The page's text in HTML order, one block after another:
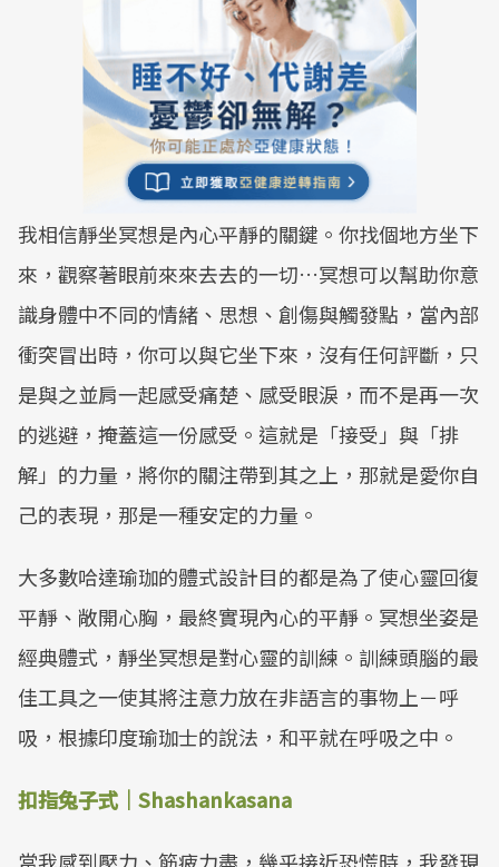
我相信靜坐冥想是內心平靜的關鍵。你找個地方坐下
來，觀察著眼前來來去去的一切…冥想可以幫助你意
識身體中不同的情緒、思想、創傷與觸發點，當內部
衝突冒出時，你可以與它坐下來，沒有任何評斷，只
是與之並肩一起感受痛楚、感受眼淚，而不是再一次
的逃避，掩蓋這一份感受。這就是「接受」與「排
解」的力量，將你的關注帶到其之上，那就是愛你自
己的表現，那是一種安定的力量。
大多數哈達瑜珈的體式設計目的都是為了使心靈回復
平靜、敞開心胸，最終實現內心的平靜。冥想坐姿是
經典體式，靜坐冥想是對心靈的訓練。訓練頭腦的最
佳工具之一使其將注意力放在非語言的事物上－呼
吸，根據印度瑜珈士的說法，和平就在呼吸之中。
扣指兔子式｜Shashankasana